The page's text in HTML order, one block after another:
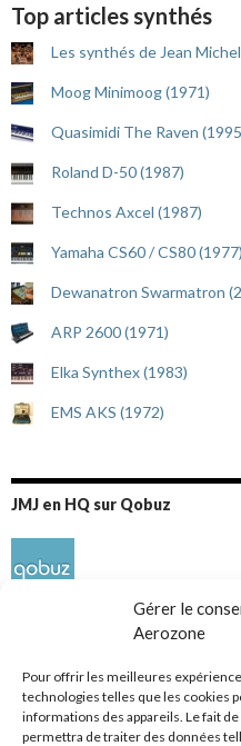
Gérer le
Aerozone
Pour offrir les meilleures
technologies telles que les cookies
informations des appareils. Le fait
permettra de traiter des données
Top articles synthés
Les synthés de Jean
Moog Minimoog (1971)
Quasimidi The Raven
Roland D-50 (1987)
Technos Axcel (1987)
Yamaha CS60 / CS80 (1977)
Dewanatron Swarmatron
ARP 2600 (1971)
Elka Synthex (1983)
EMS AKS (1972)
JMJ en HQ sur Qobuz
Réseaux sociaux